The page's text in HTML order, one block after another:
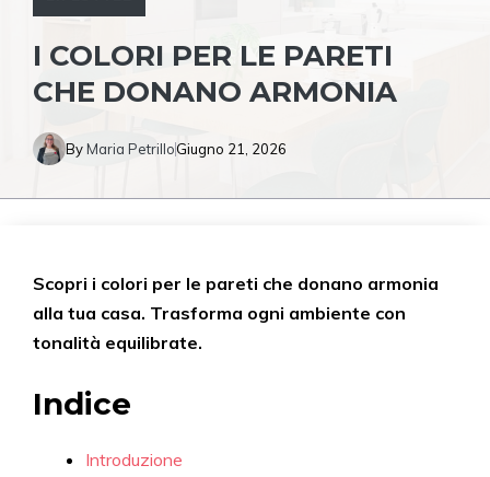
I COLORI PER LE PARETI
CHE DONANO ARMONIA
ByMaria PetrilloGiugno 21, 2026
Scopri i colori per le pareti che donano armonia
alla tua casa. Trasforma ogni ambiente con
tonalità equilibrate.
Indice
Introduzione